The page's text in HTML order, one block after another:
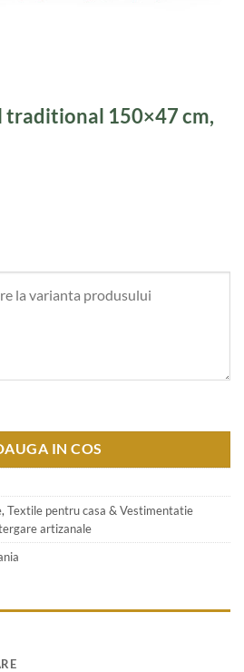
traditional 150×47 cm,
IN COS
, Textile pentru casa & Vestimentatie
artizanale